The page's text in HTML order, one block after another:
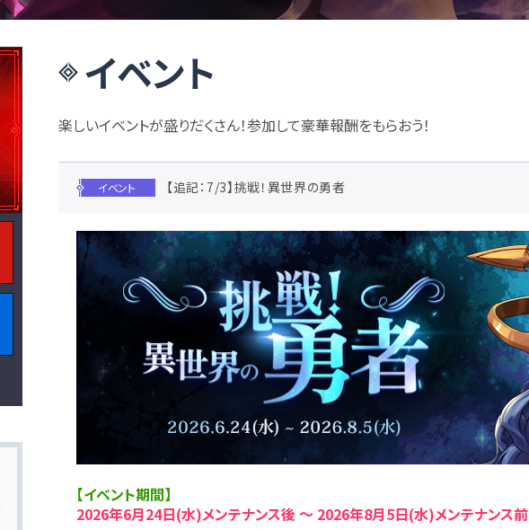
イベント
楽しいイベントが盛りだくさん！参加して豪華報酬をもらおう！
イベント 【追記：7/3】挑戦！異世界の勇者
【イベント期間】
2026年6月24日(水)メンテナンス後 ～ 2026年8月5日(水)メンテナンス前
NEXON会員登録